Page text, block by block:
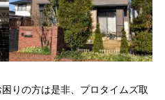
りの方は是非、プロタイムズ取